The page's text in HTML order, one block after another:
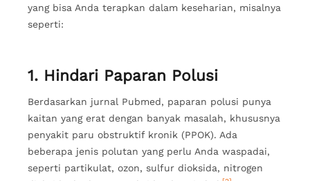
yang bisa Anda terapkan dalam keseharian, misalnya
seperti:
1. Hindari Paparan Polusi
Berdasarkan jurnal Pubmed, paparan polusi punya
kaitan yang erat dengan banyak masalah, khususnya
penyakit paru obstruktif kronik (PPOK). Ada
beberapa jenis polutan yang perlu Anda waspadai,
seperti partikulat, ozon, sulfur dioksida, nitrogen